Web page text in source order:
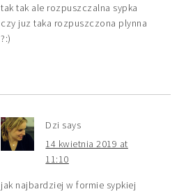
tak tak ale rozpuszczalna sypka
czy juz taka rozpuszczona plynna
?:)
Dzi says
14 kwietnia 2019 at
11:10
jak najbardziej w formie sypkiej